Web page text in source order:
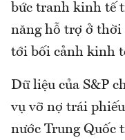
bức tranh kinh tế
năng hỗ trợ ở thời
tới bối cảnh kinh
Dữ liệu của S&P
vụ vỡ nợ trái
nước Trung Quốc